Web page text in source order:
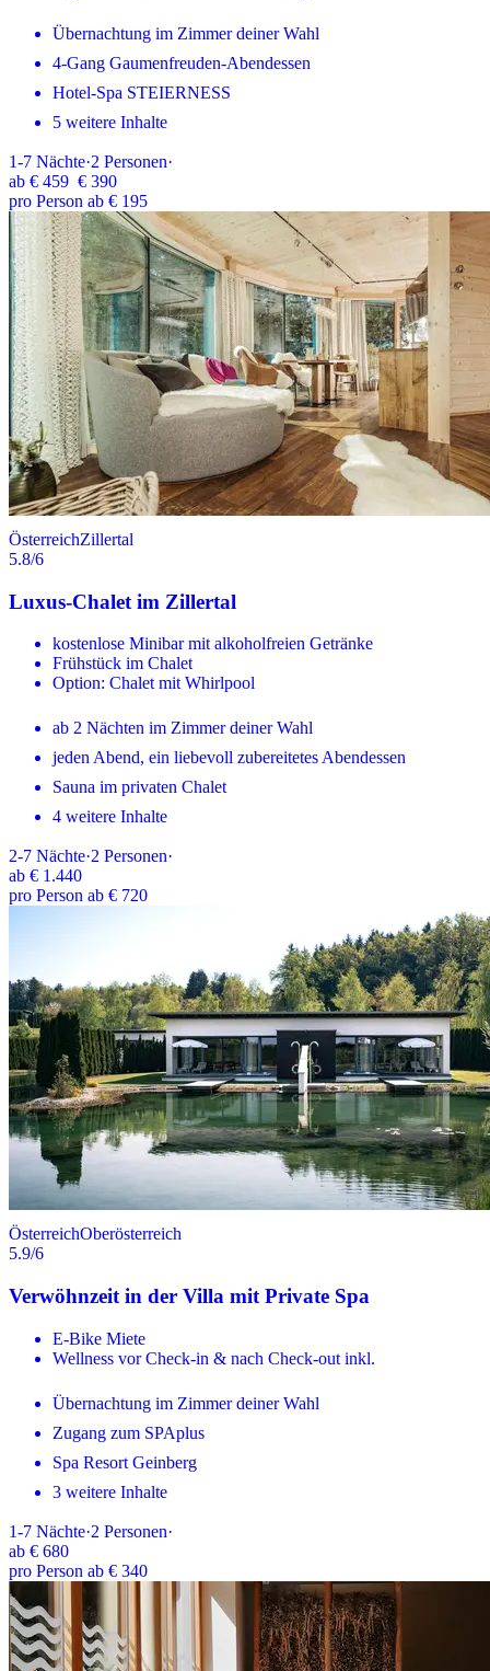
Übernachtung im Zimmer deiner Wahl
4-Gang Gaumenfreuden-Abendessen
Hotel-Spa STEIERNESS
5 weitere Inhalte
1-7 Nächte·2 Personen·
ab € 459 € 390
pro Person ab € 195
ÖsterreichZillertal
5.8/6
Luxus-Chalet im Zillertal
kostenlose Minibar mit alkoholfreien Getränke
Frühstück im Chalet
Option: Chalet mit Whirlpool
ab 2 Nächten im Zimmer deiner Wahl
jeden Abend, ein liebevoll zubereitetes Abendessen
Sauna im privaten Chalet
4 weitere Inhalte
2-7 Nächte·2 Personen·
ab € 1.440
pro Person ab € 720
ÖsterreichOberösterreich
5.9/6
Verwöhnzeit in der Villa mit Private Spa
E-Bike Miete
Wellness vor Check-in & nach Check-out inkl.
Übernachtung im Zimmer deiner Wahl
Zugang zum SPAplus
Spa Resort Geinberg
3 weitere Inhalte
1-7 Nächte·2 Personen·
ab € 680
pro Person ab € 340